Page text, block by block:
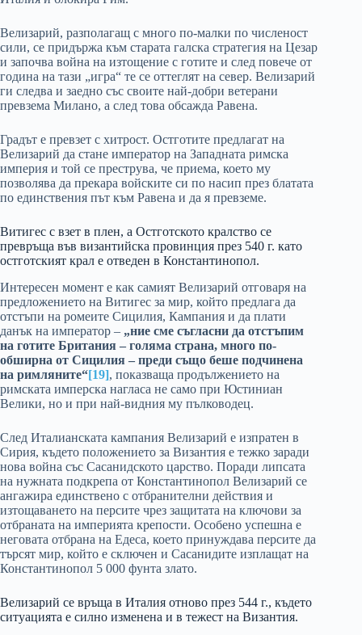
Велизарий, разполагащ с много по-малки по численост
сили, се придържа към старата галска стратегия на Цезар
и започва война на изтощение с готите и след повече от
година на тази „игра“ те се оттеглят на север. Велизарий
ги следва и заедно със своите най-добри ветерани
превзема Милано, а след това обсажда Равена.
Градът е превзет с хитрост. Остготите предлагат на
Велизарий да стане император на Западната римска
империя и той се преструва, че приема, което му
позволява да прекара войските си по насип през блатата
по единствения път към Равена и да я превземе.
Витигес с взет в плен, а Остготското кралство се
превръща във византийска провинция през 540 г. като
остготският крал е отведен в Константинопол.
Интересен момент е как самият Велизарий отговаря на
предложението на Витигес за мир, който предлага да
отстъпи на ромеите Сицилия, Кампания и да плати
данък на император – „ние сме съгласни да отстъпим
на готите Британия – голяма страна, много по-
обширна от Сицилия – преди също беше подчинена
на римляните“[19], показваща продължението на
римската имперска нагласа не само при Юстиниан
Велики, но и при най-видния му пълководец.
След Италианската кампания Велизарий е изпратен в
Сирия, където положението за Византия е тежко заради
нова война със Сасанидското царство. Поради липсата
на нужната подкрепа от Константинопол Велизарий се
ангажира единствено с отбранителни действия и
изтощаването на персите чрез защитата на ключови за
отбраната на империята крепости. Особено успешна е
неговата отбрана на Едеса, което принуждава персите да
търсят мир, който е сключен и Сасанидите изплащат на
Константинопол 5 000 фунта злато.
Велизарий се връща в Италия отново през 544 г., където
ситуацията е силно изменена и в тежест на Византия.